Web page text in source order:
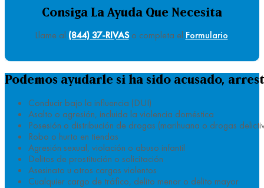
Consiga La Ayuda Que Necesita
Llame al (844) 37-RIVASo completa el Formulario.
Podemos ayudarle si ha sido acusado,
Conducir bajo la influencia (DUI)
Asalto o agresión, incluida la violencia doméstica
Posesión o distribución de drogas (marihuana o drogas
Robo o hurto en tiendas
Agresión sexual, violación o abuso infantil
Delitos de prostitución o solicitación
Asesinato u otros cargos violentos
Cualquier cargo de tráfico, delito menor o delito mayor